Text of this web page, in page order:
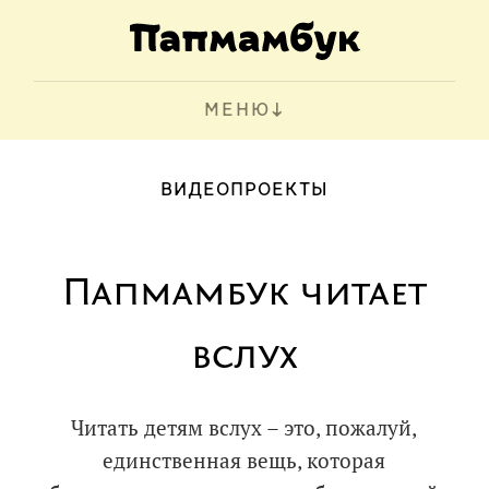
МЕНЮ
ВИДЕОПРОЕКТЫ
Папмамбук читает
вслух
Читать детям вслух – это, пожалуй,
единственная вещь, которая